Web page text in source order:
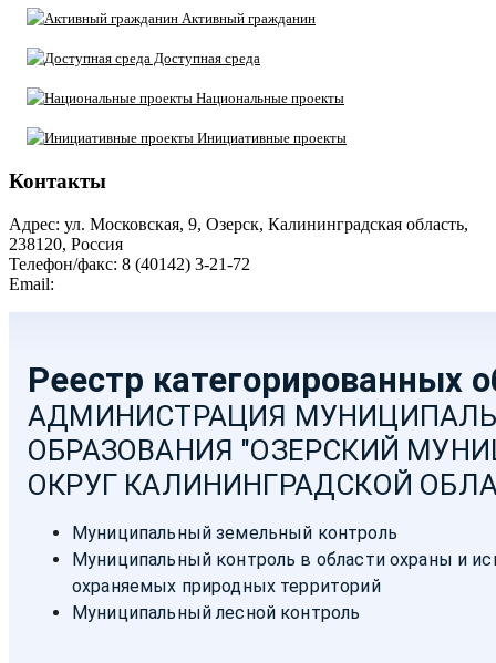
Активный гражданин
Доступная среда
Национальные проекты
Инициативные проекты
Контакты
Адрес: ул. Московская, 9, Озерск, Калининградская область,
238120, Россия
Телефон/факс: 8 (40142) 3-21-72
Email: